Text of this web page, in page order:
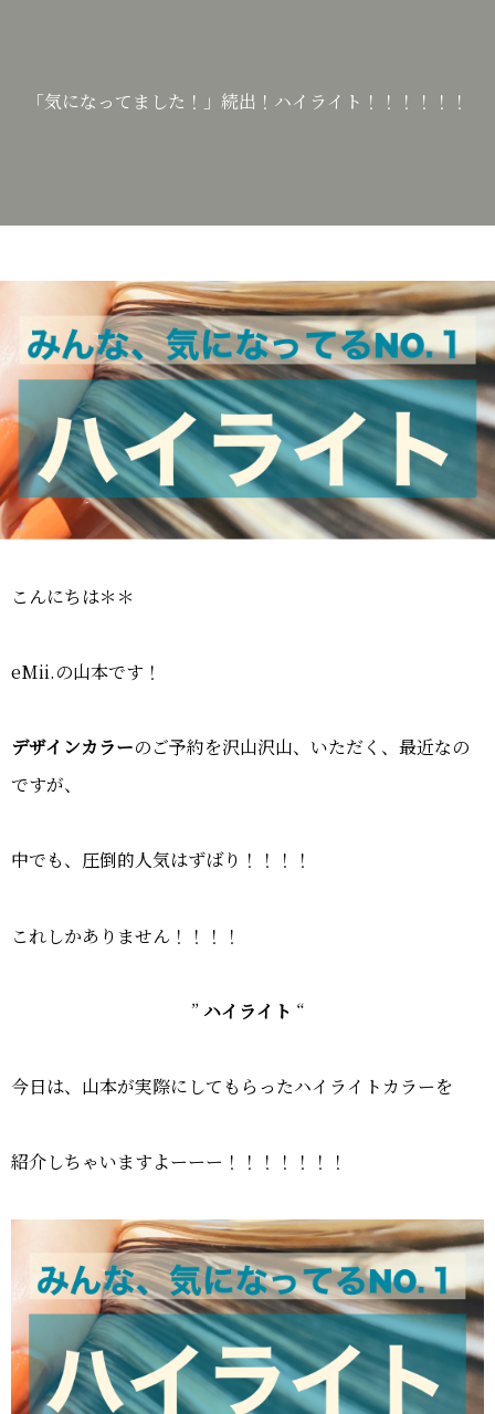
「気になってました！」続出！ハイライト！！！！！！
こんにちは＊＊
eMii.の山本です！
デザインカラーのご予約を沢山沢山、いただく、最近なの
ですが、
中でも、圧倒的人気はずばり！！！！
これしかありません！！！！
” ハイライト “
今日は、山本が実際にしてもらったハイライトカラーを
紹介しちゃいますよーーー！！！！！！！